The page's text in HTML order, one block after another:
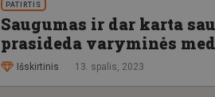
PATIRTIS
Saugumas ir dar karta
prasideda varyminės
Išskirtinis 13. spalis, 2023